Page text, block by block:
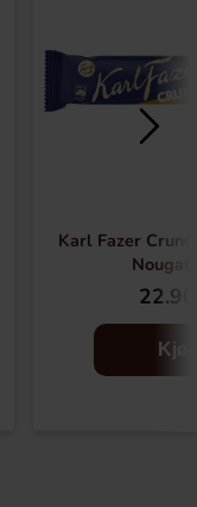
Karl Fazer
Nougat